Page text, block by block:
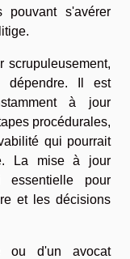
pouvant s'avérer
scrupuleusement,
Il est
à jour
procédurales,
qui pourrait
La mise à jour
pour
et les décisions
ou d'un avocat